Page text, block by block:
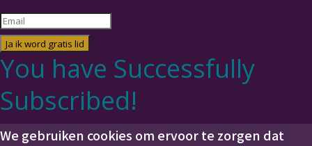
Ja ik word gratis lid
You have Successfully
Subscribed!
We gebruiken cookies om ervoor te zorgen dat